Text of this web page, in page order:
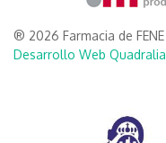
® 2026 Farmacia de FENE
Desarrollo Web Quadralia